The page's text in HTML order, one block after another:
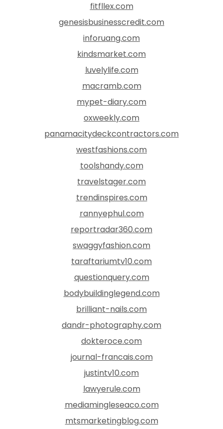
fitfllex.com
genesisbusinesscredit.com
inforuang.com
kindsmarket.com
luvelylife.com
macramb.com
mypet-diary.com
oxweekly.com
panamacitydeckcontractors.com
westfashions.com
toolshandy.com
travelstager.com
trendinspires.com
rannyephul.com
reportradar360.com
swaggyfashion.com
taraftariumtv10.com
questionquery.com
bodybuildinglegend.com
brilliant-nails.com
dandr-photography.com
dokteroce.com
journal-francais.com
justintv10.com
lawyerule.com
mediamingleseaco.com
mtsmarketingblog.com